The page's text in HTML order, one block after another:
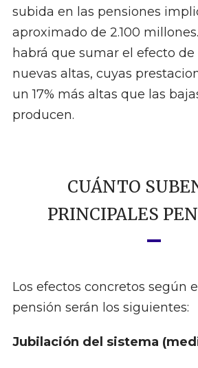
subida en las pensiones
aproximado de 2.100
habrá que sumar el efecto
nuevas altas, cuyas
un 17% más altas que las
producen.
CUÁNTO
PRINCIPALES
Los efectos concretos según
pensión serán los siguientes:
Jubilación del sistema